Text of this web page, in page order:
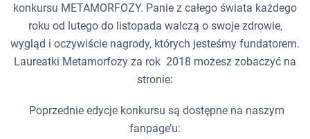
konkursu METAMORFOZY. Panie z całego świata każdego
roku od lutego do listopada walczą o swoje zdrowie,
wygląd i oczywiście nagrody, których jesteśmy fundatorem.
Laureatki Metamorfozy za rok 2018 możesz zobaczyć na
stronie:
Poprzednie edycje konkursu są dostępne na naszym
fanpage’u: